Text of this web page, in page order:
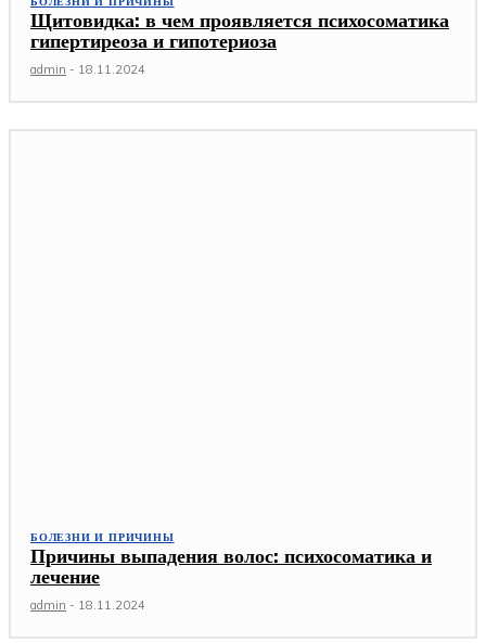
Щитовидка: в чем проявляется психосоматика
гипертиреоза и гипотериоза
admin - 18.11.2024
БОЛЕЗНИ И ПРИЧИНЫ
Причины выпадения волос: психосоматика и
лечение
admin - 18.11.2024